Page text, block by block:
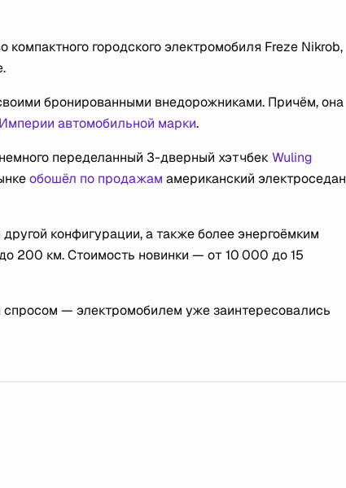
городского электромобиля Freze Nikrob,
бронированными внедорожниками. Причём, она
автомобильной марки.
переделанный 3-дверный хэтчбек Wuling
обошёл по продажам американский электроседан
конфигурации, а также более энергоёмким
200 км. Стоимость новинки — от 10 000 до 15
— электромобилем уже заинтересовались